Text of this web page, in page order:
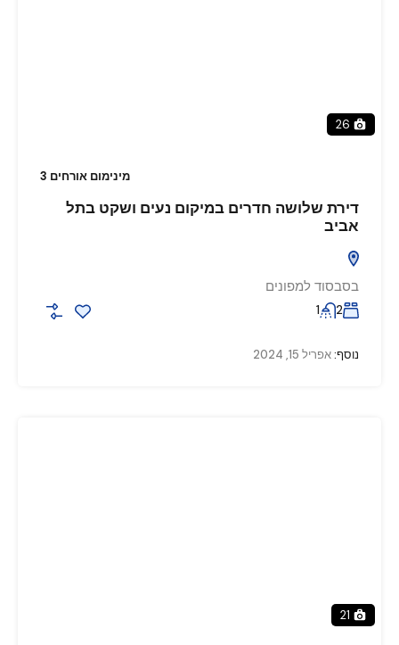
26
מינימום אורחים 3
דירת שלושה חדרים במיקום נעים ושקט בתל
אביב
בסבסוד למפונים
2
1
נוסף:אפריל 15, 2024
21